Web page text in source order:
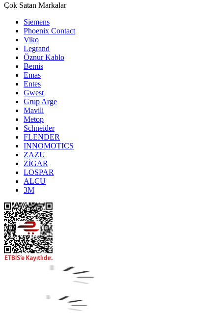
Çok Satan Markalar
Siemens
Phoenix Contact
Viko
Legrand
Öznur Kablo
Bemis
Emas
Entes
Gwest
Grup Arge
Mavili
Metop
Schneider
FLENDER
INNOMOTICS
ZAZU
ZİGAR
LOSPAR
ALCU
3M